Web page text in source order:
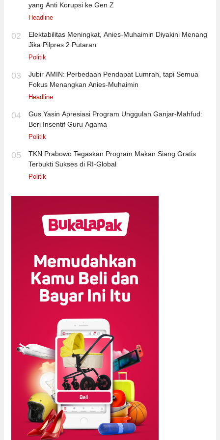
yang Anti Korupsi ke Gen Z
Headline
02
Elektabilitas Meningkat, Anies-Muhaimin Diyakini Menang
Jika Pilpres 2 Putaran
Politik
03
Jubir AMIN: Perbedaan Pendapat Lumrah, tapi Semua
Fokus Menangkan Anies-Muhaimin
Headline
04
Gus Yasin Apresiasi Program Unggulan Ganjar-Mahfud:
Beri Insentif Guru Agama
Politik
05
TKN Prabowo Tegaskan Program Makan Siang Gratis
Terbukti Sukses di RI-Global
Politik